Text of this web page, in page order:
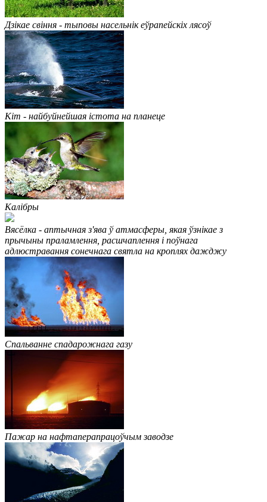
Дзікае свіння - тыповы насельнік еўрапейскіх лясоў
Кіт - найбуйнейшая істота на планеце
Калібры
Вясёлка - аптычная з'ява ў атмасферы, якая ўзнікае з
прычыны праламлення, расшчаплення і поўнага
адлюстравання сонечнага святла на кроплях дажджу
Спальванне спадарожнага газу
Пажар на нафтаперапрацоўчым заводзе